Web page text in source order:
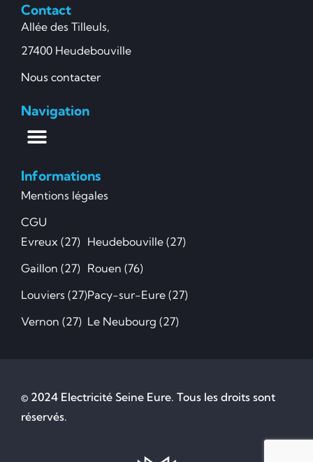
Contact
Allée des Tilleuls,
27400 Heudebouville
Nous contacter
Navigation
Informations
Mentions légales
CGU
Evreux (27)
Gaillon (27)
Louviers (27)
Vernon (27)
Heudebouville (27)
Rouen (76)
Pacy-sur-Eure (27)
Le Neubourg (27)
© 2024 Electricité Seine Eure. Tous les droits sont
réservés.